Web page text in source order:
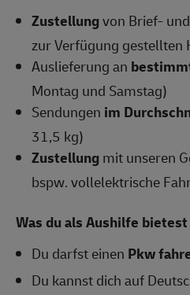
Zustellungvon Brief-
zur Verfügung gestellten
Auslieferung an
Montag und Samstag)
Sendungen im
31,5 kg)
Zustellungmit unseren
bspw. vollelektrische
Was du als Aushilfe bietest
Du darfst einen Pkw
Du kannst dich auf